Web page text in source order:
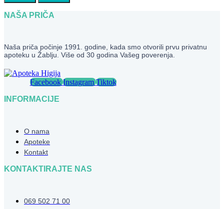
NAŠA PRIČA
Naša priča počinje 1991. godine, kada smo otvorili prvu privatnu
apoteku u Žablju. Više od 30 godina Vašeg poverenja.
Facebook Instagram Tiktok
INFORMACIJE
O nama
Apoteke
Kontakt
KONTAKTIRAJTE NAS
069 502 71 00